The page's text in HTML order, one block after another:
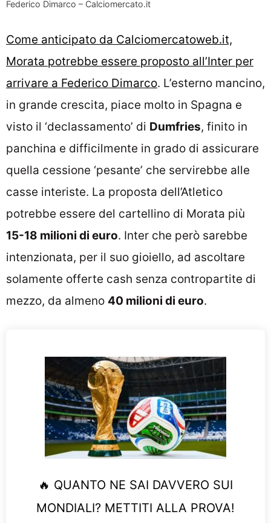
Federico Dimarco – Calciomercato.it
Come anticipato da Calciomercatoweb.it,
Morata potrebbe essere proposto all’Inter per
arrivare a Federico Dimarco. L’esterno mancino,
in grande crescita, piace molto in Spagna e
visto il ‘declassamento’ di Dumfries, finito in
panchina e difficilmente in grado di assicurare
quella cessione ‘pesante’ che servirebbe alle
casse interiste. La proposta dell’Atletico
potrebbe essere del cartellino di Morata più
15-18 milioni di euro. Inter che però sarebbe
intenzionata, per il suo gioiello, ad ascoltare
solamente offerte cash senza contropartite di
mezzo, da almeno 40 milioni di euro.
🔥 QUANTO NE SAI DAVVERO SUI
MONDIALI? METTITI ALLA PROVA!